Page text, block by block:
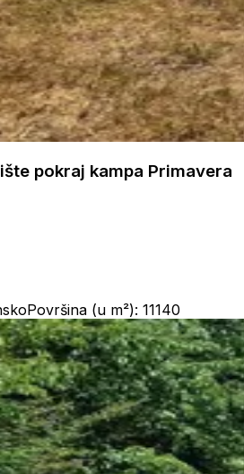
pokraj kampa Primavera
Površina (u m²): 11140